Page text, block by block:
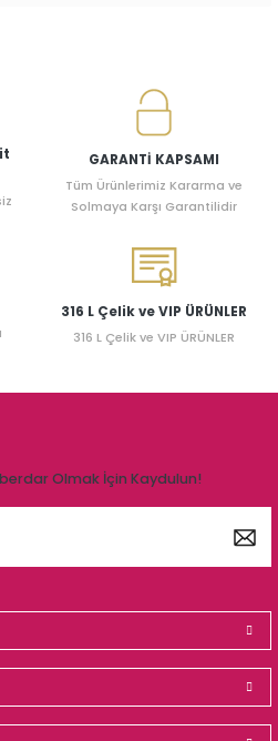
GARANTİ KAPSAMI
Tüm Ürünlerimiz Kararma ve
Solmaya Karşı Garantilidir
316 L Çelik ve VIP ÜRÜNLER
316 L Çelik ve VIP ÜRÜNLER
Olmak İçin Kaydulun!